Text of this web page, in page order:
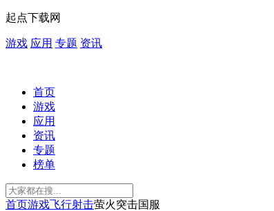
起点下载网
游戏 应用 专题 资讯
首页
游戏
应用
资讯
专题
榜单
首页游戏飞行射击萤火突击国服